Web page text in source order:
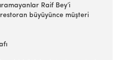
Raif Bey’i
restoran büyüyünce müşteri